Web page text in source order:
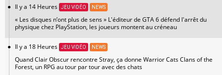
Il y a 14 Heures JEU VIDÉO NEWS
« Les disques n’ont plus de sens » L'éditeur de GTA 6 défend l'arrêt du
physique chez PlayStation, les joueurs montent au créneau
Il y a 18 Heures JEU VIDÉO NEWS
Quand Clair Obscur rencontre Stray, ça donne Warrior Cats Clans of the
Forest, un RPG au tour par tour avec des chats